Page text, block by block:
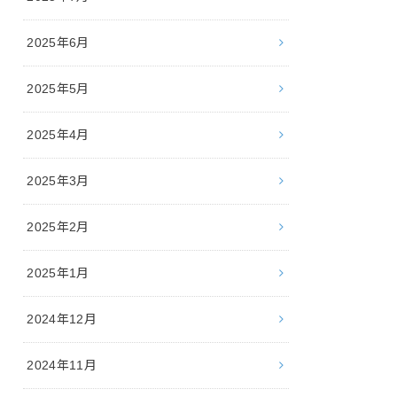
2025年6月
2025年5月
2025年4月
2025年3月
2025年2月
2025年1月
2024年12月
2024年11月